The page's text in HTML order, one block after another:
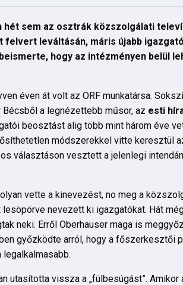
hét sem az osztrák közszolgálati
felvert leváltásán, máris újabb
hogy az intézményen belül
éven át volt az ORF munkatársa.
a legnézettebb műsor, az esti
beosztást alig több mint három éve
módszerekkel vitte keresztül
választáson vesztett a jelenlegi
vette a kinevezést, no meg a
lesöpörve nevezett ki igazgatókat. Hát
neki. Erről Oberhauser maga is
győzködte arról, hogy a főszerkesztői
utasította vissza a „fülbesúgást”.